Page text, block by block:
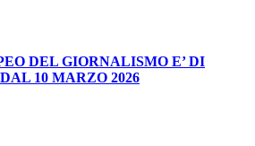
DEL GIORNALISMO E’ DI
10 MARZO 2026